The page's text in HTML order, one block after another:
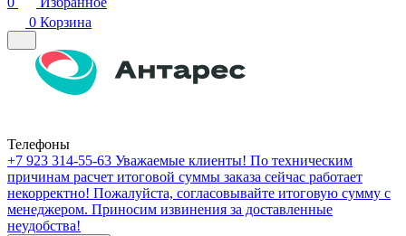
0 Корзина
Телефоны
+7 923 314-55-63 Уважаемые клиенты! По техническим
причинам расчет итоговой суммы заказа сейчас работает
некорректно! Пожалуйста, согласовывайте итоговую сумму с
менеджером. Приносим извинения за доставленные
неудобства!